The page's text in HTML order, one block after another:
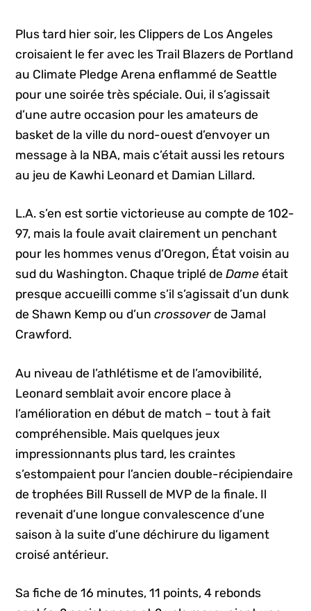
Plus tard hier soir, les Clippers de Los Angeles
croisaient le fer avec les Trail Blazers de Portland
au Climate Pledge Arena enflammé de Seattle
pour une soirée très spéciale. Oui, il s’agissait
d’une autre occasion pour les amateurs de
basket de la ville du nord-ouest d’envoyer un
message à la NBA, mais c’était aussi les retours
au jeu de Kawhi Leonard et Damian Lillard.
L.A. s’en est sortie victorieuse au compte de 102-
97, mais la foule avait clairement un penchant
pour les hommes venus d’Oregon, État voisin au
sud du Washington. Chaque triplé deDameétait
presque accueilli comme s’il s’agissait d’un dunk
de Shawn Kemp ou d’uncrossoverde Jamal
Crawford.
Au niveau de l’athlétisme et de l’amovibilité,
Leonard semblait avoir encore place à
l’amélioration en début de match – tout à fait
compréhensible. Mais quelques jeux
impressionnants plus tard, les craintes
s’estompaient pour l’ancien double-récipiendaire
de trophées Bill Russell de MVP de la finale. Il
revenait d’une longue convalescence d’une
saison à la suite d’une déchirure du ligament
croisé antérieur.
Sa fiche de 16 minutes, 11 points, 4 rebonds